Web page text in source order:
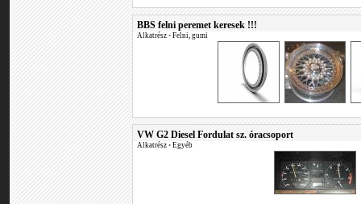
BBS felni peremet keresek !!!
Alkatrész • Felni, gumi
VW G2 Diesel Fordulat sz. óracsoport
Alkatrész • Egyéb